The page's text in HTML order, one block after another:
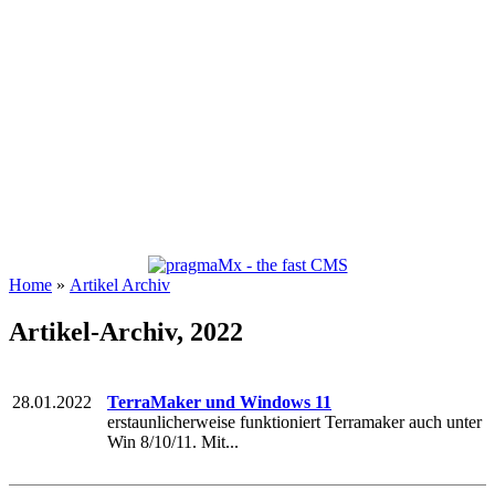
Home » Artikel Archiv
Artikel-Archiv, 2022
28.01.2022
TerraMaker und Windows 11
erstaunlicherweise funktioniert Terramaker auch unter
Win 8/10/11. Mit...